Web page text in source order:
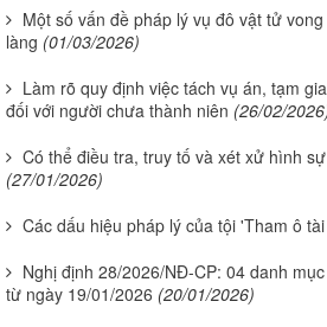
Một số vấn đề pháp lý vụ đô vật tử
làng (01/03/2026)
Làm rõ quy định việc tách vụ án, tạm
đối với người chưa thành niên (26/02/
Có thể điều tra, truy tố và xét xử hình
(27/01/2026)
Các dấu hiệu pháp lý của tội 'Tham ô
Nghị định 28/2026/NĐ-CP: 04 danh
từ ngày 19/01/2026 (20/01/2026)